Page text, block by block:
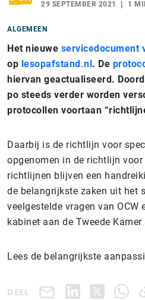
29 SEPTEMBER 2021 1
ALGEMEEN
Het nieuwe servicedocument
op lesopafstand.nl. De
hiervan geactualiseerd.
po steeds verder worden
protocollen voortaan
Daarbij is de richtlijn voor
opgenomen in de richtlijn
richtlijnen blijven een
de belangrijkste zaken uit het
veelgestelde vragen van OCW
kabinet aan de Tweede
Lees de belangrijkste
DEEL